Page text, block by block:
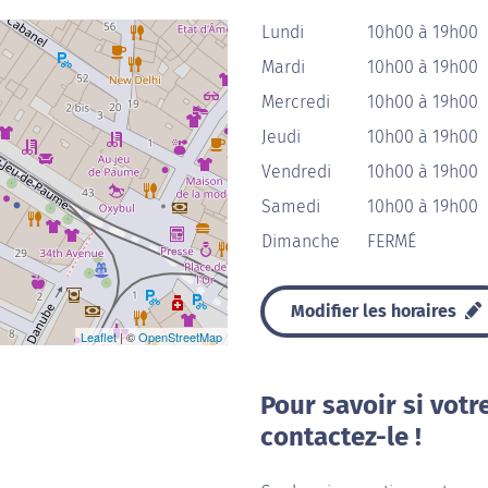
Leaflet| ©OpenStreetMap
Lundi
10h00 à 19h00
Mardi
10h00 à 19h00
Mercredi
10h00 à 19h00
Jeudi
10h00 à 19h00
Vendredi
10h00 à 19h00
Samedi
10h00 à 19h00
Dimanche
FERMÉ
Modifier les horaires
Pour savoir si
contactez-le !